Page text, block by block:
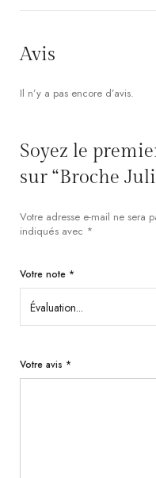
Avis
Il n’y a pas encore d’avis.
Soyez le
sur “Broche
Votre adresse e-mail ne sera
indiqués avec *
Votre note *
Votre avis *